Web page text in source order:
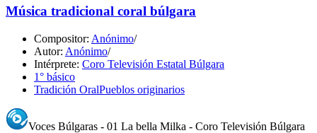
Música tradicional coral búlgara
Compositor: Anónimo/
Autor: Anónimo/
Intérprete: Coro Televisión Estatal Búlgara
1° básico
Tradición OralPueblos originarios
Voces Búlgaras - 01 La bella Milka - Coro Televisión Búlgara